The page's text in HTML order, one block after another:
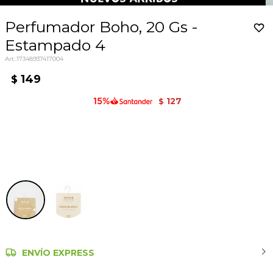
Perfumador Boho, 20 Gs -
Estampado 4
17348937417004
$ 149
$ 127
ENVÍO EXPRESS